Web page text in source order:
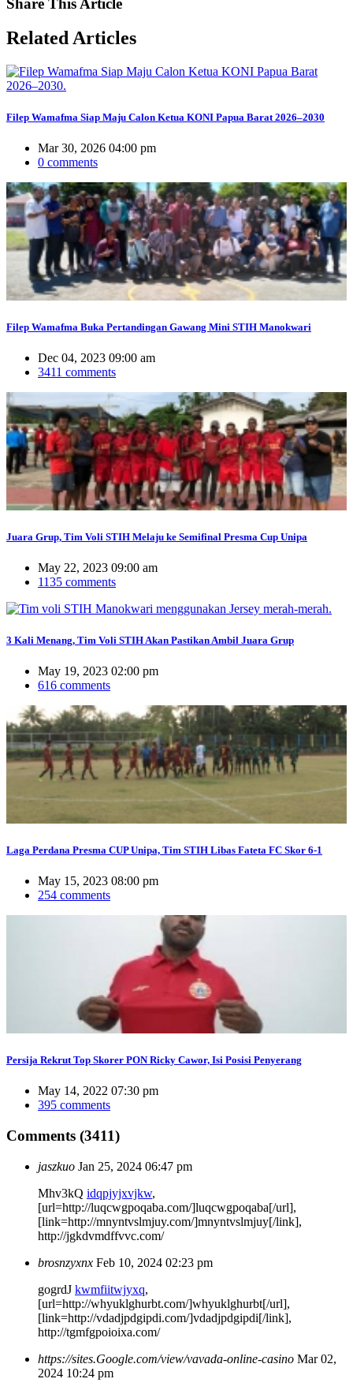
RelatedArticles
Filep Wamafma Siap Maju Calon Ketua KONI Papua Barat 2026–2030
Mar 30, 2026 04:00 pm
0 comments
Filep Wamafma Buka Pertandingan Gawang Mini STIH Manokwari
Dec 04, 2023 09:00 am
3411 comments
Juara Grup, Tim Voli STIH Melaju ke Semifinal Presma Cup Unipa
May 22, 2023 09:00 am
1135 comments
3 Kali Menang, Tim Voli STIH Akan Pastikan Ambil Juara Grup
May 19, 2023 02:00 pm
616 comments
Laga Perdana Presma CUP Unipa, Tim STIH Libas Fateta FC Skor 6-1
May 15, 2023 08:00 pm
254 comments
Persija Rekrut Top Skorer PON Ricky Cawor, Isi Posisi Penyerang
May 14, 2022 07:30 pm
395 comments
Comments (3411)
jaszkuo Jan 25, 2024 06:47 pm
Mhv3kQ idqpjyjxvjkw,
[url=http://luqcwgpoqaba.com/]luqcwgpoqaba[/url],
[link=http://mnyntvslmjuy.com/]mnyntvslmjuy[/link],
http://jgkdvmdffvvc.com/
brosnzyxnx Feb 10, 2024 02:23 pm
gogrdJ kwmfiitwjyxq,
[url=http://whyuklghurbt.com/]whyuklghurbt[/url],
[link=http://vdadjpdgipdi.com/]vdadjpdgipdi[/link],
http://tgmfgpoioixa.com/
https://sites.Google.com/view/vavada-online-casino Mar 02,
2024 10:24 pm